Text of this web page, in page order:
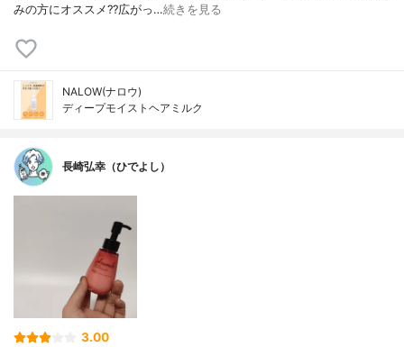
みの方にオススメ??広がっ…続きを見る
NALOW(ナロウ)
ディープモイストヘアミルク
長崎弘幸（ひでよし）
3.00